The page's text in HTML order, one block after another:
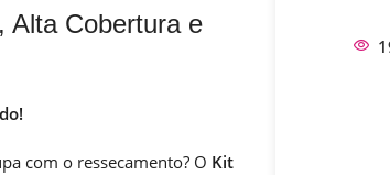
Alta Cobertura e
com o ressecamento? O Kit